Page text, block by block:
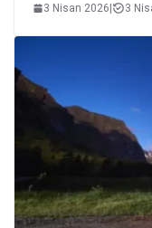
3 Nisan 2026| 3